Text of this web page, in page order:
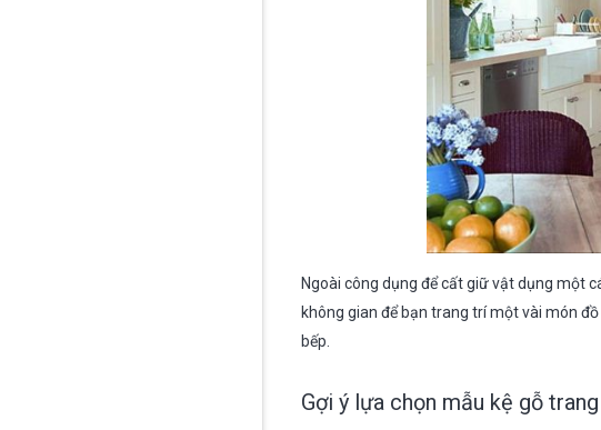
Ngoài công dụng để cất giữ vật dụng một
không gian để bạn trang trí một vài món
bếp.
Gợi ý lựa chọn mẫu kệ gỗ